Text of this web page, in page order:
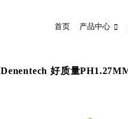
首页 产品中心
Denentech 好质量